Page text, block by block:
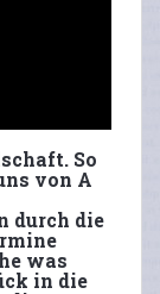
So
von A
durch die
was
in die